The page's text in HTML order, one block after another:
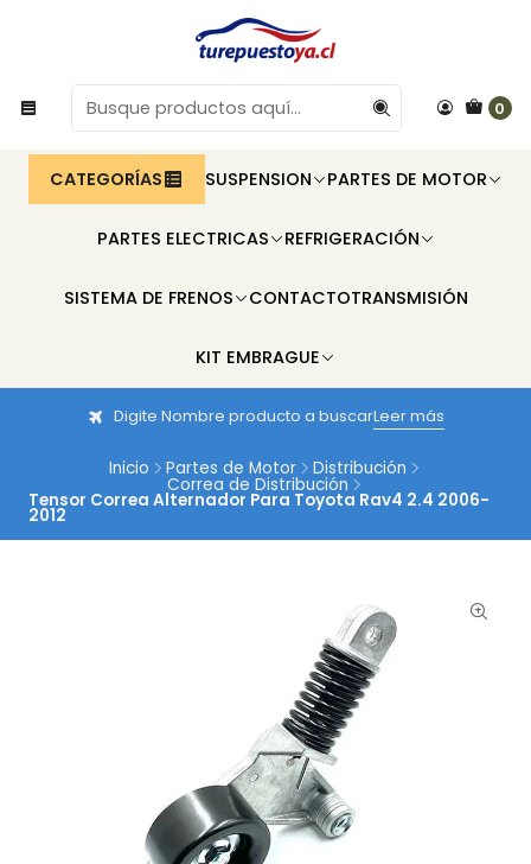
0
CATEGORÍAS SUSPENSION PARTES DE MOTOR
PARTES ELECTRICAS REFRIGERACIÓN
SISTEMA DE FRENOS CONTACTOTRANSMISIÓN
KIT EMBRAGUE
Digite Nombre producto a buscarLeer más
Inicio Partes de Motor Distribución
Correa de Distribución
Tensor Correa Alternador Para Toyota Rav4 2.4 2006-
2012